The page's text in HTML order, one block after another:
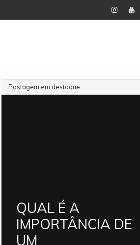
Postagem em destaque
QUAL É A
IMPORTÂNCIA DE
UM